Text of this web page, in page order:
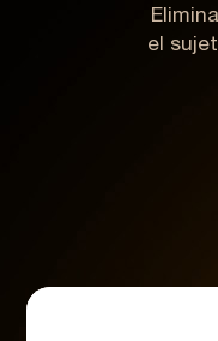
el